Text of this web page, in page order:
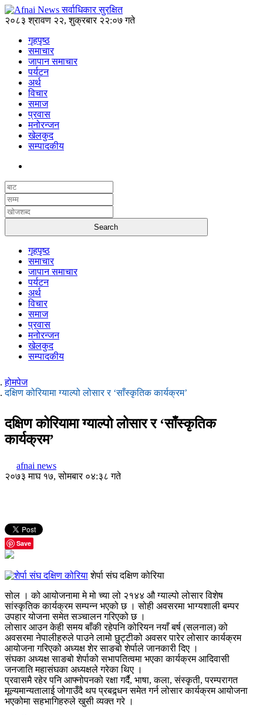
२०८३ श्रावण २२, शुक्रबार २२:०७ गते
गृहपृष्ठ
समाचार
जापान समाचार
पर्यटन
अर्थ
विचार
समाज
प्रवास
मनोरन्जन
खेलकुद
सम्पादकीय
गृहपृष्ठ
समाचार
जापान समाचार
पर्यटन
अर्थ
विचार
समाज
प्रवास
मनोरन्जन
खेलकुद
सम्पादकीय
होमपेज
दक्षिण कोरियामा ग्याल्पो लोसार र ‘साँस्कृतिक कार्यक्रम’
दक्षिण कोरियामा ग्याल्पो लोसार र ‘साँस्कृतिक
कार्यक्रम’
afnai news
२०७३ माघ १७, सोमबार ०४:३८ गते
Save
शेर्पा संघ दक्षिण कोरिया
सोल । को आयोजनामा मे मो च्या लो २१४४ औ ग्याल्पो लोसार विशेष
सांस्कृतिक कार्यक्रम सम्पन्न भएको छ । सोही अवसरमा भाग्यशाली बम्पर
उपहार योजना समेत सञ्चालन गरिएको छ ।
लोसार आउन केही समय बाँकी रहेपनि कोरियन नयाँ बर्ष (सलनाल) को
अवसरमा नेपालीहरुले पाउने लामो छुट्टीको अवसर पारेर लोसार कार्यक्रम
आयोजना गरिएको अध्यक्ष शेर साङबो शेर्पाले जानकारी दिए ।
संघका अध्यक्ष साङबो शेर्पाको सभापतित्वमा भएका कार्यक्रम आदिवासी
जनजाति महासंघका अध्यक्षले गरेका थिए ।
प्रवासमै रहेर पनि आफ्नोपनको रक्षा गर्दै, भाषा, कला, संस्कृती, परम्परागत
मूल्यमान्यतालाई जोगाउँदै थप प्रबद्र्धन समेत गर्न लोसार कार्यक्रम आयोजना
भएकोमा सहभागिहरुले खुसी व्यक्त गरे ।